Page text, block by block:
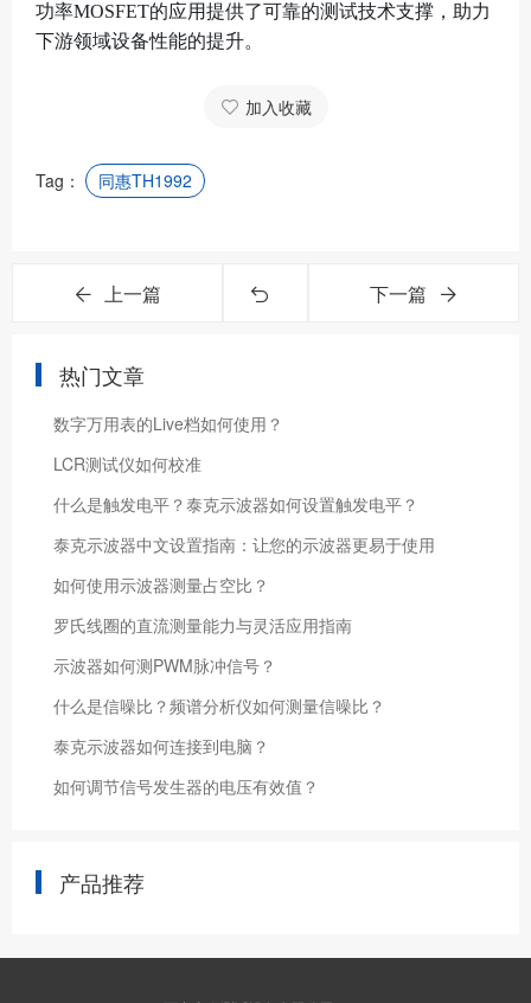
功率MOSFET的应用提供了可靠的测试技术支撑，助力
下游领域设备性能的提升。
加入收藏
Tag： 同惠TH1992
上一篇 下一篇
热门文章
数字万用表的Live档如何使用？
LCR测试仪如何校准
什么是触发电平？泰克示波器如何设置触发电平？
泰克示波器中文设置指南：让您的示波器更易于使用
如何使用示波器测量占空比？
罗氏线圈的直流测量能力与灵活应用指南
示波器如何测PWM脉冲信号？
什么是信噪比？频谱分析仪如何测量信噪比？
泰克示波器如何连接到电脑？
如何调节信号发生器的电压有效值？
产品推荐